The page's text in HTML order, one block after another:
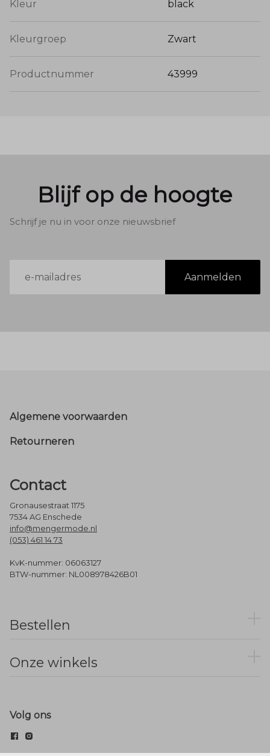
Kleur black
Kleurgroep Zwart
Productnummer 43999
Blijf op de hoogte
Schrijf je nu in voor onze nieuwsbrief
mailadres
Aanmelden
Footer
Algemene voorwaarden
Retourneren
Contact
Gronausestraat 1175
7534 AG Enschede
info@mengermode.nl
(053) 461 14 73
KvK-nummer: 06063127
BTW-nummer: NL008978426B01
Bestellen
Onze winkels
Volg ons